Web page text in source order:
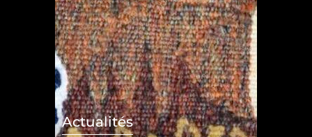
Actualités